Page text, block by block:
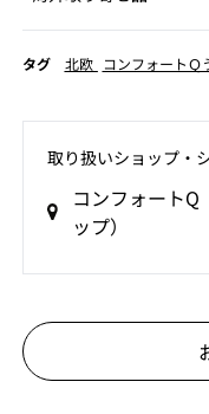
タグ 北欧 コンフォートＱ
取り扱いショップ‧
コンフォートQ
ップ）